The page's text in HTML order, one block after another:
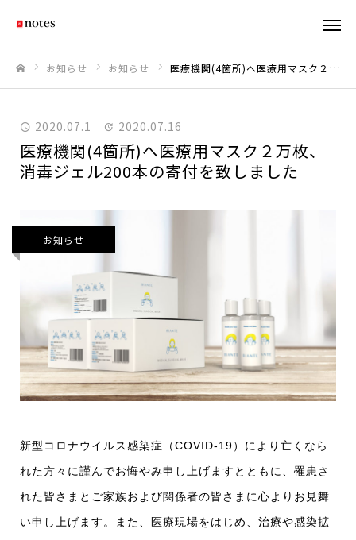
お知らせ お知らせ 医療機関(4箇所)へ医療用マスク２万枚、消毒ジェル200本の寄付を致しました
2020.07.1 2020.07.16
医療機関(4箇所)へ医療用マスク２万枚、
消毒ジェル200本の寄付を致しました
お知らせ
新型コロナウイルス感染症（COVID-19）により亡くなら
れた方々に謹んでお悔やみ申し上げますとともに、罹患さ
れた皆さまとご家族および関係者の皆さまに心よりお見舞
い申し上げます。また、医療現場をはじめ、治療や感染拡